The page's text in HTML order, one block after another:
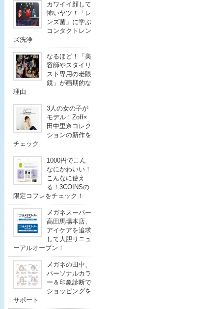
カワイイ顔して
怖いヤツ！「レ
ンズ菌」に学ぶ
コンタクトレン
ズ洗浄
なるほど！「美
容師やスタイリ
スト専用の老眼
鏡」が画期的な
理由
3人の女の子が
モデル！Zoff×
田中里奈コレク
ションの新作を
チェック
1000円でこん
なにかわいい！
こんなに使え
る！3COINSの
限定コフレをチェック！
メガネスーパー
高田馬場本店、
アイケアを追求
して大胆リニュ
ーアルオープン！
メガネの田中、
パーソナルカラ
ー＆印象診断で
ショッピングを
サポート